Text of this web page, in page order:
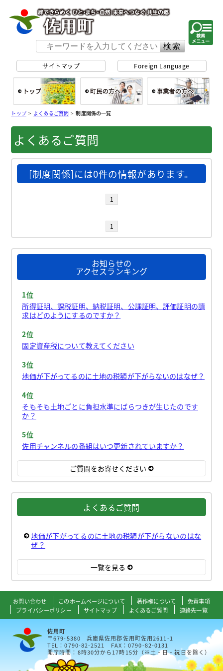
サイトマップ Foreign Language
総合トップ
トップ> よくあるご質問>制度関係の一覧
よくあるご質問
[制度関係]には0件の情報があります。
1
1
お知らせの
アクセスランキング
1位
所得証明、課税証明、納税証明、公課証明、評価証明の請
求はどのようにするのですか？
2位
固定資産税について教えてください
3位
地価が下がってるのに土地の税額が下がらないのはなぜ？
4位
そもそも土地ごとに負担水準にばらつきが生じたのです
か？
5位
佐用チャンネルの番組はいつ更新されていますか？
ご質問をお寄せください
よくあるご質問
地価が下がってるのに土地の税額が下がらないのはな
ぜ？
一覧を見る
お問い合わせ このホームページについて 著作権について
免責事項
プライバシーポリシー
サイトマップ よくあるご質問 連絡先一覧
佐用町
〒679-5380 兵庫県佐用郡佐用町佐用2611-1
TEL：0790-82-2521 FAX：0790-82-0131
開庁時間：8時30分から17時15分（※土・日・祝日を除く）